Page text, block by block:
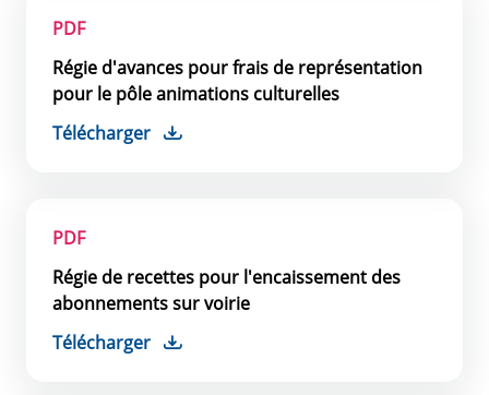
PDF
Régie d'avances pour frais de représentation
pour le pôle animations culturelles
Télécharger
PDF
Régie de recettes pour l'encaissement des
abonnements sur voirie
Télécharger